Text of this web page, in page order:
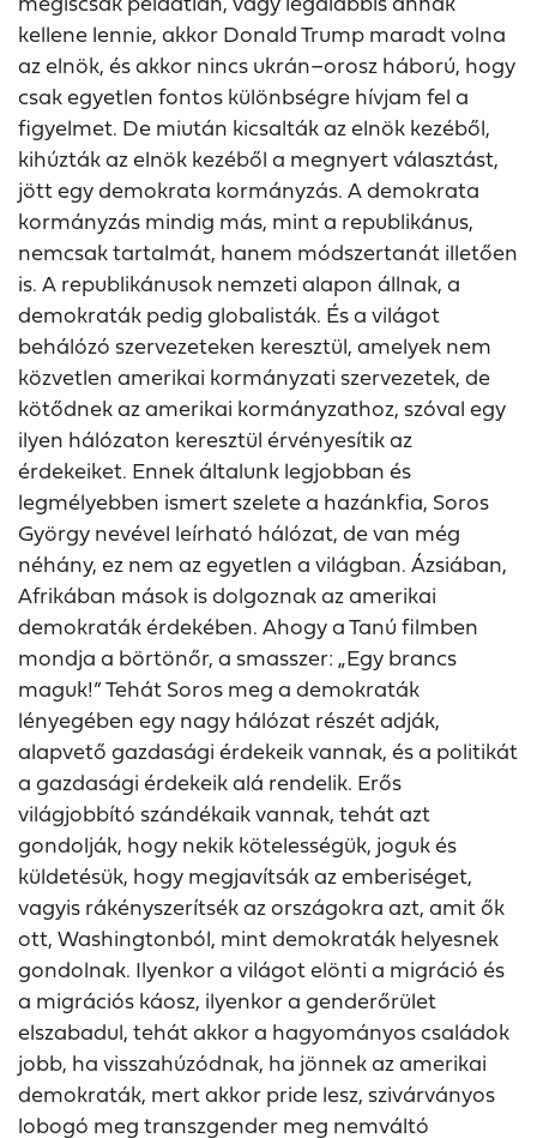
kellene lennie, akkor Donald Trump maradt volna
az elnök, és akkor nincs ukrán–orosz háború, hogy
csak egyetlen fontos különbségre hívjam fel a
figyelmet. De miután kicsalták az elnök kezéből,
kihúzták az elnök kezéből a megnyert választást,
jött egy demokrata kormányzás. A demokrata
kormányzás mindig más, mint a republikánus,
nemcsak tartalmát, hanem módszertanát illetően
is. A republikánusok nemzeti alapon állnak, a
demokraták pedig globalisták. És a világot
behálózó szervezeteken keresztül, amelyek nem
közvetlen amerikai kormányzati szervezetek, de
kötődnek az amerikai kormányzathoz, szóval egy
ilyen hálózaton keresztül érvényesítik az
érdekeiket. Ennek általunk legjobban és
legmélyebben ismert szelete a hazánkfia, Soros
György nevével leírható hálózat, de van még
néhány, ez nem az egyetlen a világban. Ázsiában,
Afrikában mások is dolgoznak az amerikai
demokraták érdekében. Ahogy a Tanú filmben
mondja a börtönőr, a smasszer: „Egy brancs
maguk!” Tehát Soros meg a demokraták
lényegében egy nagy hálózat részét adják,
alapvető gazdasági érdekeik vannak, és a politikát
a gazdasági érdekeik alá rendelik. Erős
világjobbító szándékaik vannak, tehát azt
gondolják, hogy nekik kötelességük, joguk és
küldetésük, hogy megjavítsák az emberiséget,
vagyis rákényszerítsék az országokra azt, amit ők
ott, Washingtonból, mint demokraták helyesnek
gondolnak. Ilyenkor a világot elönti a migráció és
a migrációs káosz, ilyenkor a genderőrület
elszabadul, tehát akkor a hagyományos családok
jobb, ha visszahúzódnak, ha jönnek az amerikai
demokraták, mert akkor pride lesz, szivárványos
lobogó meg transzgender meg nemváltó